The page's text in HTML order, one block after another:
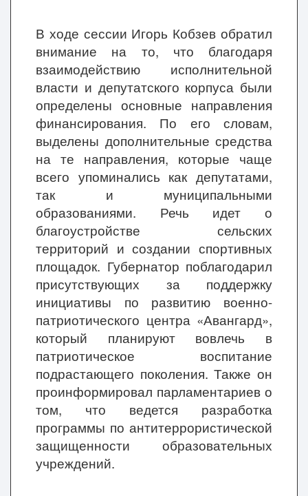
В ходе сессии Игорь Кобзев обратил
внимание на то, что благодаря
взаимодействию исполнительной
власти и депутатского корпуса были
определены основные направления
финансирования. По его словам,
выделены дополнительные средства
на те направления, которые чаще
всего упоминались как депутатами,
так и муниципальными
образованиями. Речь идет о
благоустройстве сельских
территорий и создании спортивных
площадок. Губернатор поблагодарил
присутствующих за поддержку
инициативы по развитию военно-
патриотического центра «Авангард»,
который планируют вовлечь в
патриотическое воспитание
подрастающего поколения. Также он
проинформировал парламентариев о
том, что ведется разработка
программы по антитеррористической
защищенности образовательных
учреждений.